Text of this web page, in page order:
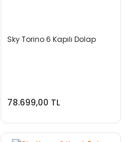
Sky Torino 6 Kapılı Dolap
78.699,00 TL